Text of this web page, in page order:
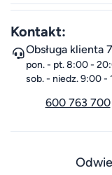
Kontakt:
Obsługa klienta
pon. - pt. 8:00 -
sob. - niedz. 9:00 -
600 763 700